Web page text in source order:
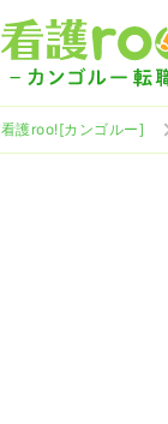
看護roo![カンゴルー]